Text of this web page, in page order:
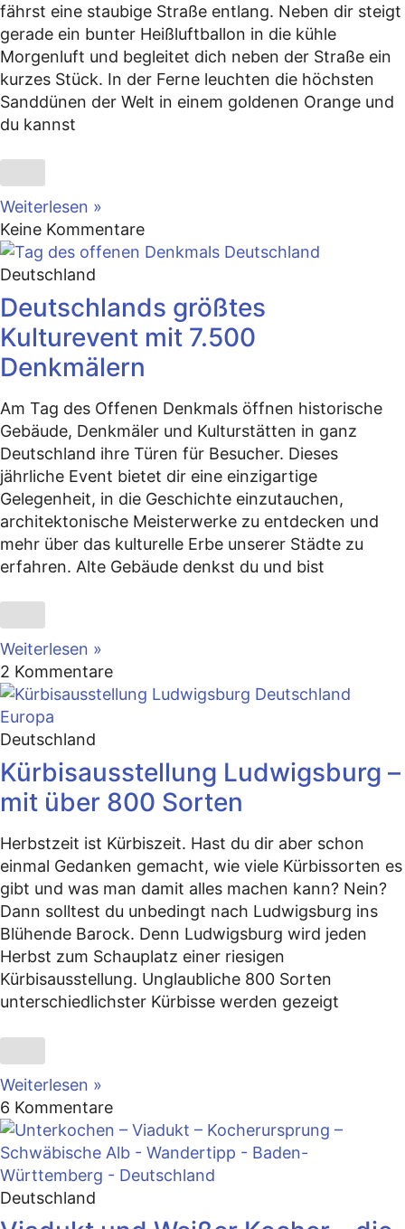
fährst eine staubige Straße entlang. Neben dir steigt
gerade ein bunter Heißluftballon in die kühle
Morgenluft und begleitet dich neben der Straße ein
kurzes Stück. In der Ferne leuchten die höchsten
Sanddünen der Welt in einem goldenen Orange und
du kannst
Weiterlesen »
Keine Kommentare
Deutschland
Deutschlands größtes
Kulturevent mit 7.500
Denkmälern
Am Tag des Offenen Denkmals öffnen historische
Gebäude, Denkmäler und Kulturstätten in ganz
Deutschland ihre Türen für Besucher. Dieses
jährliche Event bietet dir eine einzigartige
Gelegenheit, in die Geschichte einzutauchen,
architektonische Meisterwerke zu entdecken und
mehr über das kulturelle Erbe unserer Städte zu
erfahren. Alte Gebäude denkst du und bist
Weiterlesen »
2 Kommentare
Deutschland
Kürbisausstellung Ludwigsburg –
mit über 800 Sorten
Herbstzeit ist Kürbiszeit. Hast du dir aber schon
einmal Gedanken gemacht, wie viele Kürbissorten es
gibt und was man damit alles machen kann? Nein?
Dann solltest du unbedingt nach Ludwigsburg ins
Blühende Barock. Denn Ludwigsburg wird jeden
Herbst zum Schauplatz einer riesigen
Kürbisausstellung. Unglaubliche 800 Sorten
unterschiedlichster Kürbisse werden gezeigt
Weiterlesen »
6 Kommentare
Deutschland